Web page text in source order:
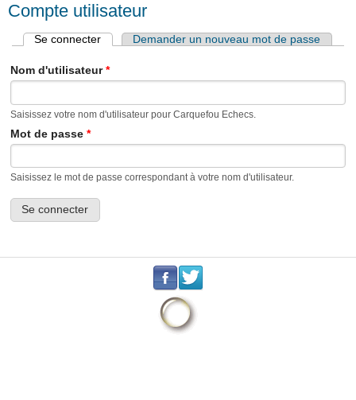
Compte utilisateur
Onglets principaux
Se connecter (onglet actif)Demander un nouveau mot de passe
Nom d'utilisateur *
Saisissez votre nom d'utilisateur pour Carquefou Echecs.
Mot de passe *
Saisissez le mot de passe correspondant à votre nom d'utilisateur.
. .